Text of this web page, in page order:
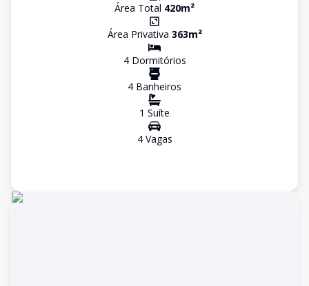
Área Total 420m²
Área Privativa 363m²
4Dormitórios
4 Banheiros
1 Suíte
4Vagas